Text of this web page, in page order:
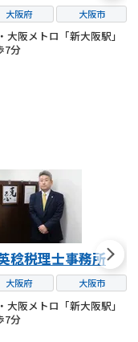
大阪府 大阪市
大阪メトロ「新大阪駅」
7分
稔税理士事務所
大阪府 大阪市
大阪メトロ「新大阪駅」
7分